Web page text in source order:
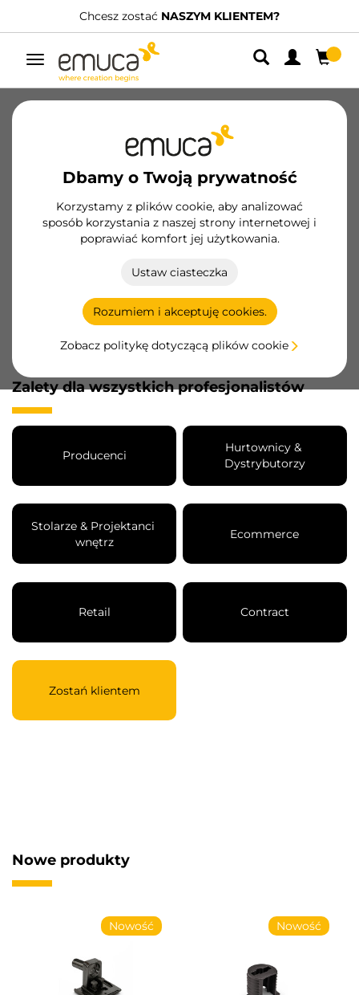
Chcesz zostać NASZYM KLIENTEM?
Przełącz
nawigację
Dbamy o Twoją prywatność
Korzystamy z plików cookie, aby analizować
sposób korzystania z naszej strony internetowej i
poprawiać komfort jej użytkowania.
Ustaw ciasteczka
Rozumiem i akceptuję cookies.
Zobacz politykę dotyczącą plików cookie
Oferujemy inspiracje i szeroką gamę
innowacyjnych i konkurencyjnych
rozwiązań dla branży meblarskiej i
stolarskiej oraz na potrzeby sektora
wyrobów metalowych i
majsterkowania.
Zalety dla wszystkich profesjonalistów
Producenci
Hurtownicy &
Dystrybutorzy
Stolarze & Projektanci
wnętrz
Ecommerce
Retail Contract
Zostań klientem
Nowe produkty
Nowość Nowość